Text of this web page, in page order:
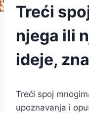
Treći
njega ili
ideje,
Treći spoj
upoznavanja i